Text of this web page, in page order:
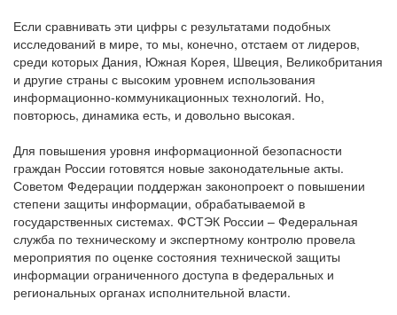
Если сравнивать эти цифры с результатами подобных
исследований в мире, то мы, конечно, отстаем от лидеров,
среди которых Дания, Южная Корея, Швеция, Великобритания
и другие страны с высоким уровнем использования
информационно-коммуникационных технологий. Но,
повторюсь, динамика есть, и довольно высокая.
Для повышения уровня информационной безопасности
граждан России готовятся новые законодательные акты.
Советом Федерации поддержан законопроект о повышении
степени защиты информации, обрабатываемой в
государственных системах. ФСТЭК России – Федеральная
служба по техническому и экспертному контролю провела
мероприятия по оценке состояния технической защиты
информации ограниченного доступа в федеральных и
региональных органах исполнительной власти.